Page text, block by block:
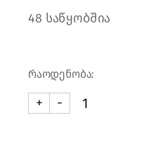
48 საწყობშია
რაოდენობა:
ჭიქა SHOT COPPER
-
+